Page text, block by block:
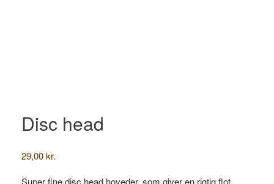
Disc head
29,00kr.
Super fine disc head hoveder, som giver en rigtig flot